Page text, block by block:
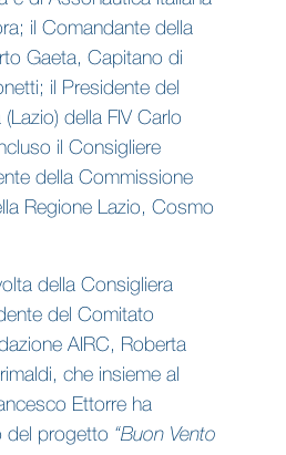
il Comandante della
Gaeta, Capitano di
il Presidente del
della FIV Carlo
il Consigliere
della Commissione
Regione Lazio, Cosmo
della Consigliera
del Comitato
AIRC, Roberta
che insieme al
Ettorre ha
del progetto “Buon Vento